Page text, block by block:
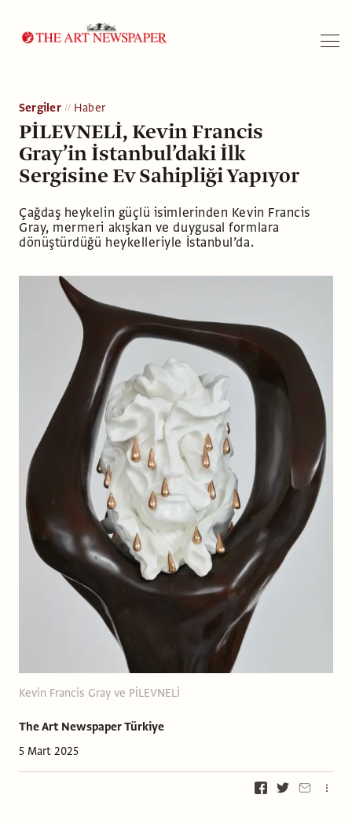
Sergiler Haber
PİLEVNELİ, Kevin Francis
Gray’in İstanbul’daki İlk
Sergisine Ev Sahipliği Yapıyor
Çağdaş heykelin güçlü isimlerinden Kevin Francis
Gray, mermeri akışkan ve duygusal formlara
dönüştürdüğü heykelleriyle İstanbul’da.
The Art Newspaper Türkiye
5 Mart 2025
Kevin Francis Gray ve PİLEVNELİ